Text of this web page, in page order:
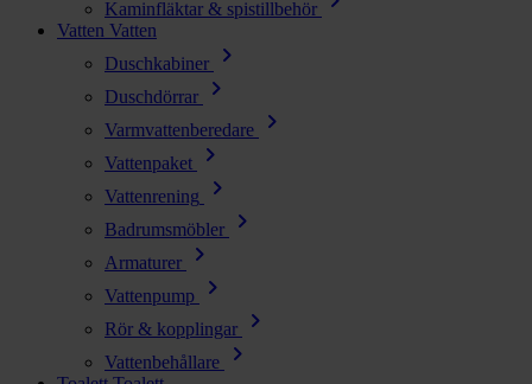
Kaminfläktar & spistillbehör
Vatten Vatten
Duschkabiner
chevron_right
Duschdörrar chevron_right
Varmvattenberedare chevron_right
Vattenpaket chevron_right
Vattenrening chevron_right
Badrumsmöbler chevron_right
Armaturer chevron_right
Vattenpump chevron_right
Rör & kopplingar chevron_right
Vattenbehållare chevron_right